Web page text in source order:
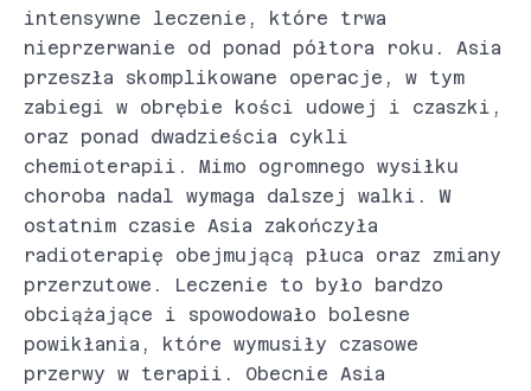
intensywne leczenie, które trwa
nieprzerwanie od ponad półtora roku. Asia
przeszła skomplikowane operacje, w tym
zabiegi w obrębie kości udowej i czaszki,
oraz ponad dwadzieścia cykli
chemioterapii. Mimo ogromnego wysiłku
choroba nadal wymaga dalszej walki. W
ostatnim czasie Asia zakończyła
radioterapię obejmującą płuca oraz zmiany
przerzutowe. Leczenie to było bardzo
obciążające i spowodowało bolesne
powikłania, które wymusiły czasowe
przerwy w terapii. Obecnie Asia